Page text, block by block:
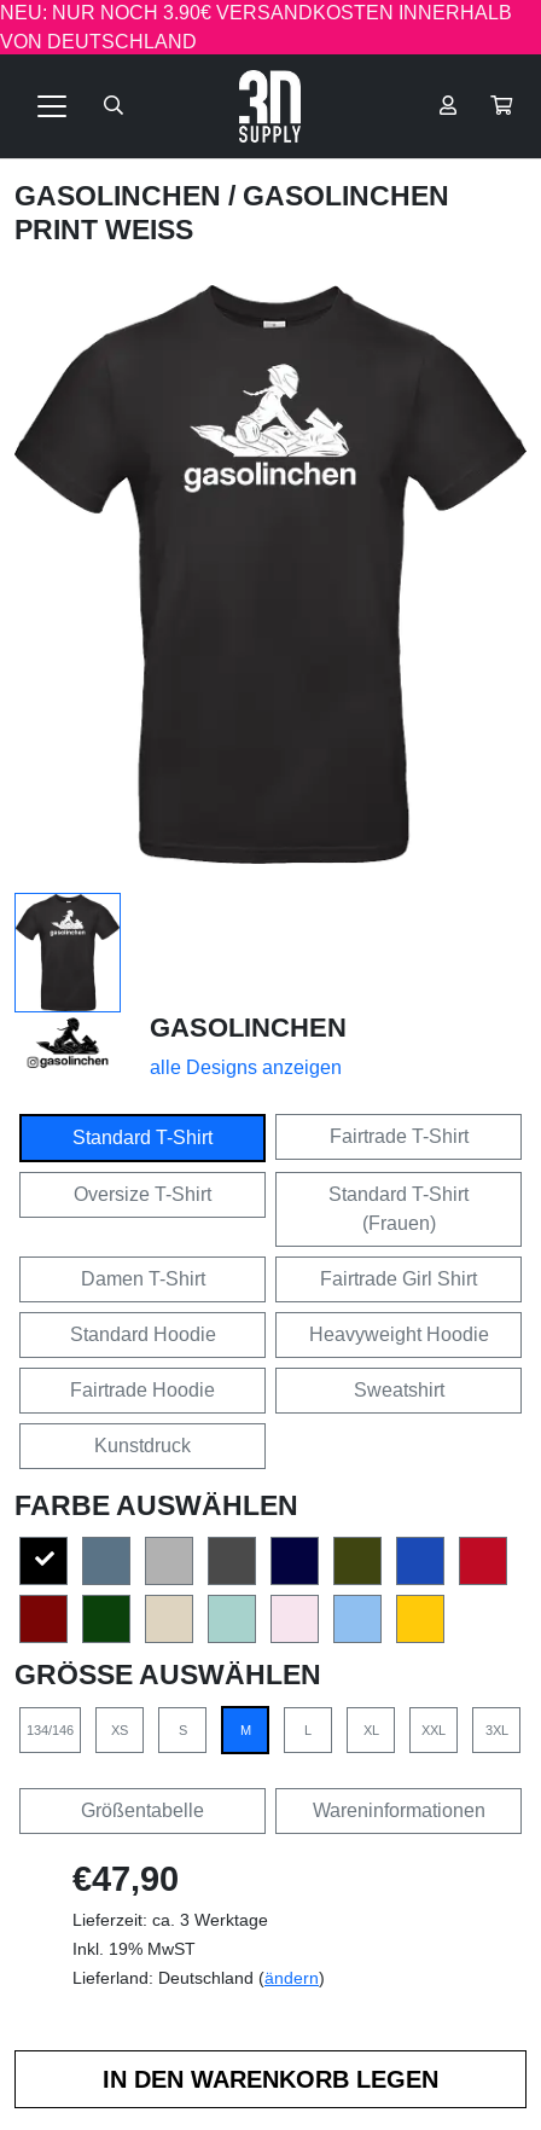
NEU: NUR NOCH 3.90€ VERSANDKOSTEN INNERHALB
VON DEUTSCHLAND
GASOLINCHEN / GASOLINCHEN
PRINT WEISS
GASOLINCHEN
alle Designs anzeigen
Standard T-Shirt Fairtrade T-Shirt
Oversize T-Shirt
Standard T-Shirt
(Frauen)
Damen T-Shirt Fairtrade Girl Shirt
Standard Hoodie Heavyweight Hoodie
Fairtrade Hoodie Sweatshirt
Kunstdruck
FARBE AUSWÄHLEN
GRÖSSE AUSWÄHLEN
134/146 XS S M L XL XXL 3XL
Größentabelle Wareninformationen
€47,90
Lieferzeit: ca. 3 Werktage
Inkl. 19% MwST
Lieferland: Deutschland (ändern)